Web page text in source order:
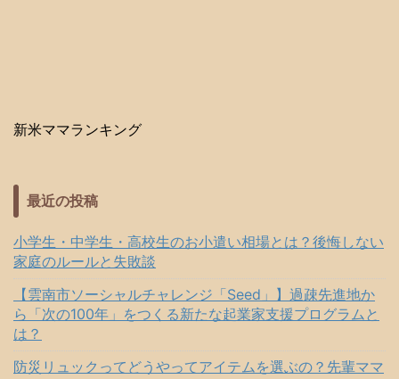
新米ママランキング
最近の投稿
小学生・中学生・高校生のお小遣い相場とは？後悔しない
家庭のルールと失敗談
【雲南市ソーシャルチャレンジ「Seed」】過疎先進地か
ら「次の100年」をつくる新たな起業家支援プログラムと
は？
防災リュックってどうやってアイテムを選ぶの？先輩ママ